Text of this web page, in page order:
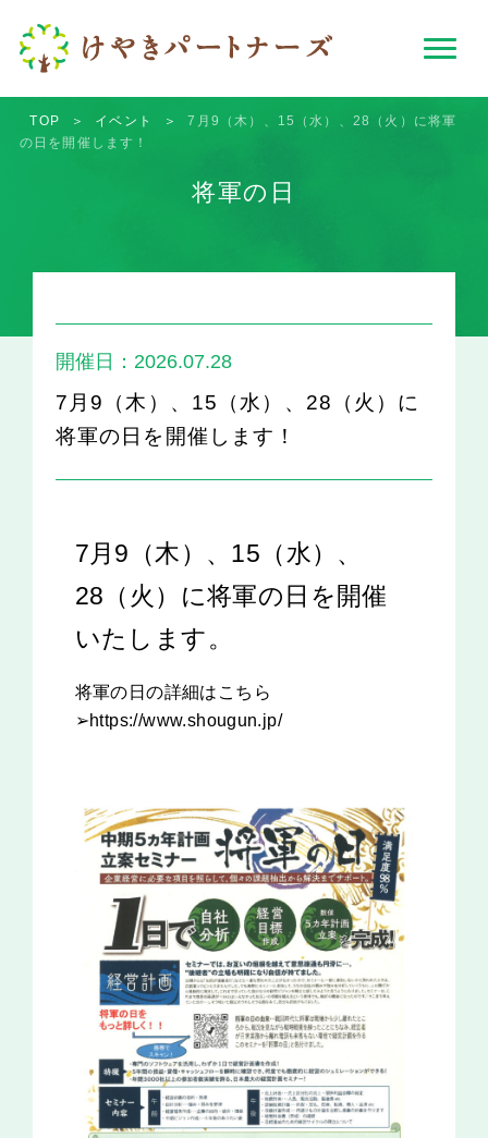
TOP ＞ イベント ＞
7月9（木）、15（水）、28（火）に将軍
の日を開催します！
将軍の日
開催日：2026.07.28
7月9（木）、15（水）、28（火）に
将軍の日を開催します！
7月9（木）、15（水）、
28（火）に将軍の日を開催
いたします。
将軍の日の詳細はこちら
➢https://www.shougun.jp/